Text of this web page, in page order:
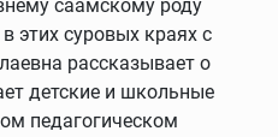
саамскому роду
этих суровых краях с
рассказывает о
детские и школьные
педагогическом